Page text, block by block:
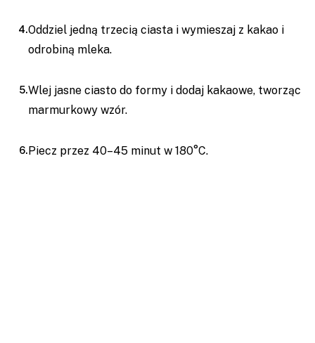
Oddziel jedną trzecią ciasta i wymieszaj z kakao i
odrobiną mleka.
Wlej jasne ciasto do formy i dodaj kakaowe, tworząc
marmurkowy wzór.
Piecz przez 40–45 minut w 180°C.